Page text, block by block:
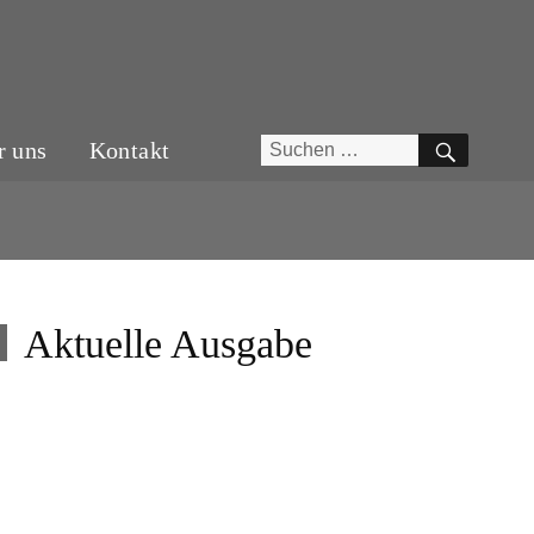
uns Kontakt
Suchen
Aktuelle Ausgabe